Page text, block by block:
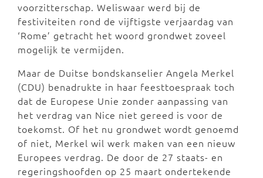
voorzitterschap. Weliswaar werd bij de
festiviteiten rond de vijftigste verjaardag van
‘Rome’ getracht het woord grondwet zoveel
mogelijk te vermijden.
Maar de Duitse bondskanselier Angela Merkel
(CDU) benadrukte in haar feesttoespraak toch
dat de Europese Unie zonder aanpassing van
het verdrag van Nice niet gereed is voor de
toekomst. Of het nu grondwet wordt genoemd
of niet, Merkel wil werk maken van een nieuw
Europees verdrag. De door de 27 staats- en
regeringshoofden op 25 maart ondertekende